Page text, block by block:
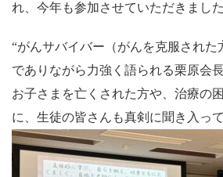
れ、今年も参加させていただきました
“がんサバイバー（がんを克服された
でありながら力強く語られる栗原会
お子さまを亡くされた方や、治療の
に、生徒の皆さんも真剣に聞き入っ